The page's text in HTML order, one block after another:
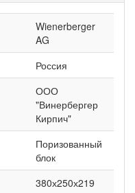
Wienerberger
AG
Россия
ООО
"Винербергер
Кирпич"
Поризованный
блок
380х250х219